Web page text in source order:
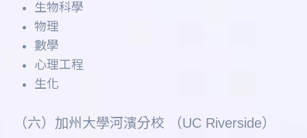
生物科學
物理
數學
心理工程
生化
（六）加州大學河濱分校 （UC Riverside）